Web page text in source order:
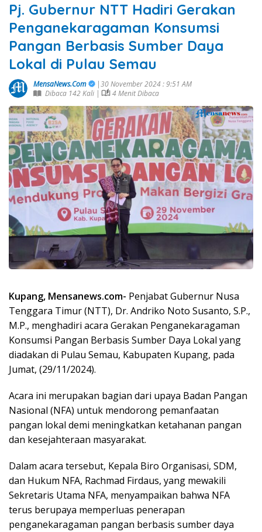
Pj. Gubernur NTT Hadiri Gerakan
Penganekaragaman Konsumsi
Pangan Berbasis Sumber Daya
Lokal di Pulau Semau
MensaNews.Com
|30 November 2024 : 9:51 AM
Dibaca 142 Kali |
4 Menit Dibaca
Kupang, Mensanews.com- Penjabat Gubernur Nusa
Tenggara Timur (NTT), Dr. Andriko Noto Susanto, S.P.,
M.P., menghadiri acara Gerakan Penganekaragaman
Konsumsi Pangan Berbasis Sumber Daya Lokal yang
diadakan di Pulau Semau, Kabupaten Kupang, pada
Jumat, (29/11/2024).
Acara ini merupakan bagian dari upaya Badan Pangan
Nasional (NFA) untuk mendorong pemanfaatan
pangan lokal demi meningkatkan ketahanan pangan
dan kesejahteraan masyarakat.
Dalam acara tersebut, Kepala Biro Organisasi, SDM,
dan Hukum NFA, Rachmad Firdaus, yang mewakili
Sekretaris Utama NFA, menyampaikan bahwa NFA
terus berupaya memperluas penerapan
penganekaragaman pangan berbasis sumber daya